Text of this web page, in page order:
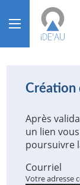
Ouvrir le menu
Création
Après
un lien
poursuivre
Courriel
Votre adresse